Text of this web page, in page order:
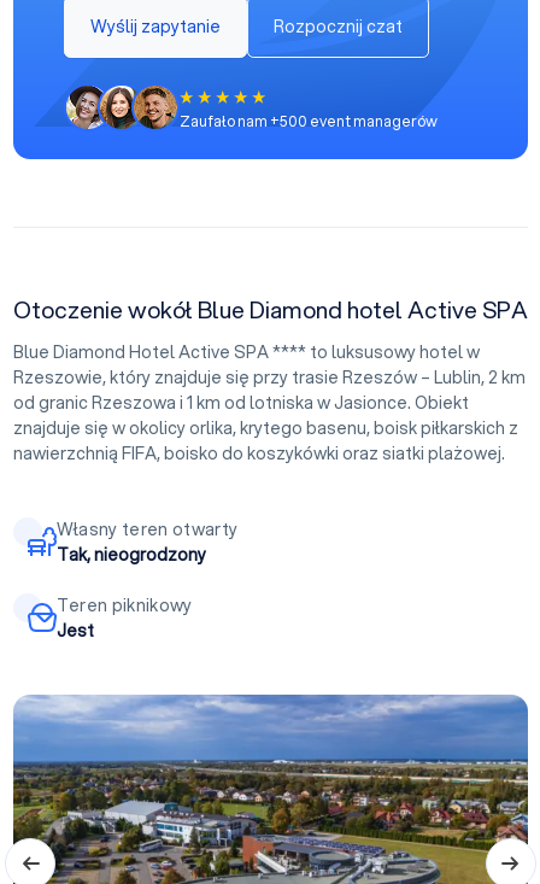
Wyślij zapytanie Rozpocznij czat
Zaufało nam +500 event managerów
Otoczenie wokół Blue Diamond hotel Active SPA
Blue Diamond Hotel Active SPA **** to luksusowy hotel w
Rzeszowie, który znajduje się przy trasie Rzeszów – Lublin, 2 km
od granic Rzeszowa i 1 km od lotniska w Jasionce. Obiekt
znajduje się w okolicy orlika, krytego basenu, boisk piłkarskich z
nawierzchnią FIFA, boisko do koszykówki oraz siatki plażowej.
Własny teren otwarty
Tak, nieogrodzony
Teren piknikowy
Jest